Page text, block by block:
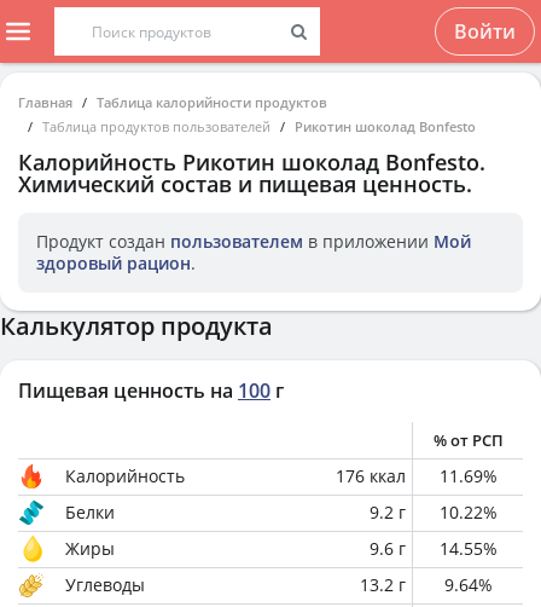
Войти
Главная
Таблица калорийности продуктов
Таблица продуктов пользователей
Рикотин шоколад Bonfesto
Калорийность Рикотин шоколад Bonfesto.
Химический состав и пищевая ценность.
Продукт создан пользователем в приложении Мой
здоровый рацион.
Калькулятор продукта
Пищевая ценность на 100 г
% от РСП
Калорийность 176 ккал 11.69%
Белки
9.2 г 10.22%
Жиры
9.6 г 14.55%
Углеводы
13.2 г 9.64%